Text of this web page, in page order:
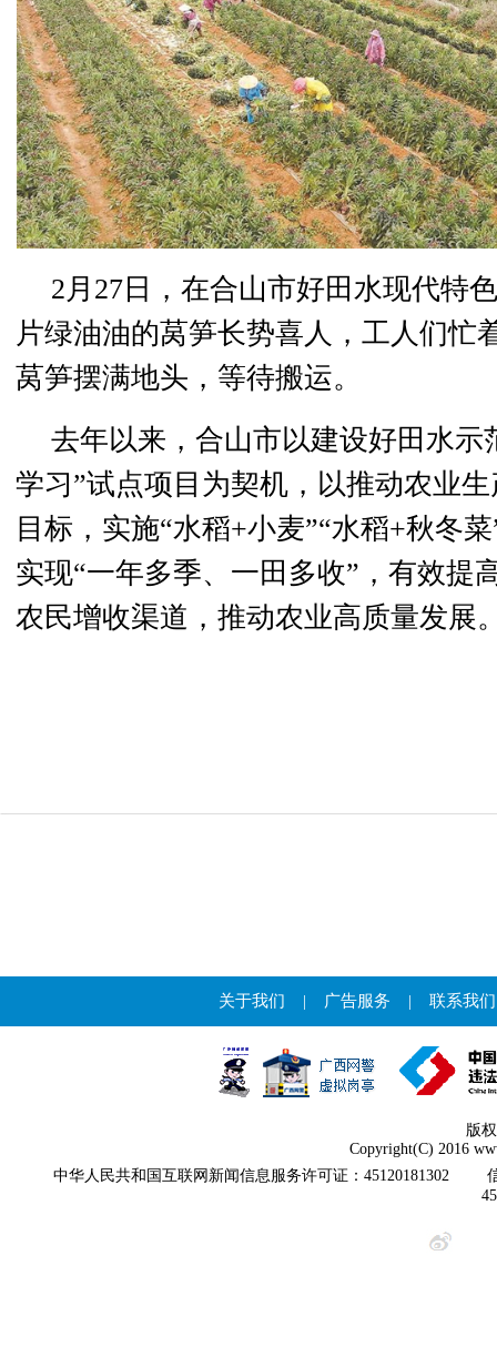
2月27日，在合山市好田水现代特
片绿油油的莴笋长势喜人，工人们忙
莴笋摆满地头，等待搬运。
去年以来，合山市以建设好田水示
学习”试点项目为契机，以推动农业
目标，实施“水稻+小麦”“水稻+秋冬
实现“一年多季、一田多收”，有效提
农民增收渠道，推动农业高质量发展
关于我们 | 广告服务 | 联系我们
版
Copyright(C) 2016
中华人民共和国互联网新闻信息服务许可证：45120181302